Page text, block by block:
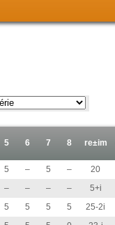
5 6 7 8 re±im
5 – 5 – 20
– – – – 5+i
5 5 5 5 25-2i